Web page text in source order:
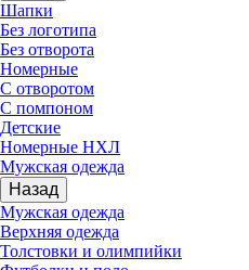
Шапки
Без логотипа
Без отворота
Номерные
С отворотом
С помпоном
Детские
Номерные НХЛ
Мужская одежда
Назад
Мужская одежда
Верхняя одежда
Толстовки и олимпийки